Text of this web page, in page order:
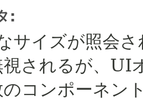
:
サイズが照会
視されるが、UI
コンポーネン